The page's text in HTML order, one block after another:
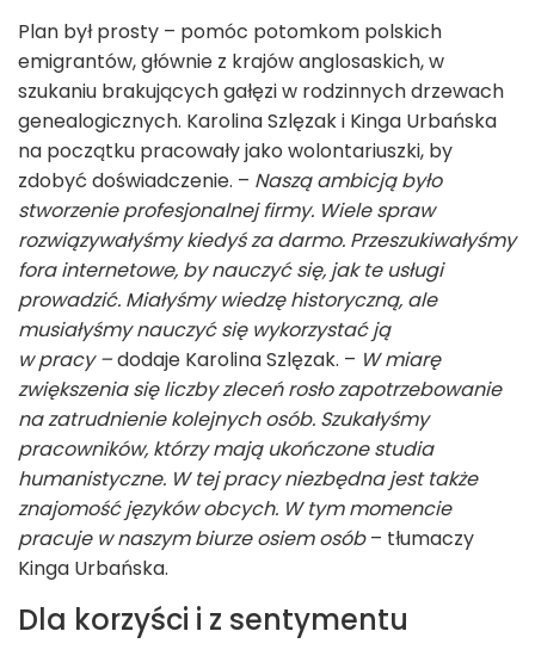
Plan był prosty – pomóc potomkom polskich
emigrantów, głównie z krajów anglosaskich, w
szukaniu brakujących gałęzi w rodzinnych drzewach
genealogicznych. Karolina Szlęzak i Kinga Urbańska
na początku pracowały jako wolontariuszki, by
zdobyć doświadczenie. – Naszą ambicją było
stworzenie profesjonalnej firmy. Wiele spraw
rozwiązywałyśmy kiedyś za darmo. Przeszukiwałyśmy
fora internetowe, by nauczyć się, jak te usługi
prowadzić. Miałyśmy wiedzę historyczną, ale
musiałyśmy nauczyć się wykorzystać ją
w pracy –dodaje Karolina Szlęzak. – W miarę
zwiększenia się liczby zleceń rosło zapotrzebowanie
na zatrudnienie kolejnych osób. Szukałyśmy
pracowników, którzy mają ukończone studia
humanistyczne. W tej pracy niezbędna jest także
znajomość języków obcych. W tym momencie
pracuje w naszym biurze osiem osób– tłumaczy
Kinga Urbańska.
Dla korzyści i z sentymentu